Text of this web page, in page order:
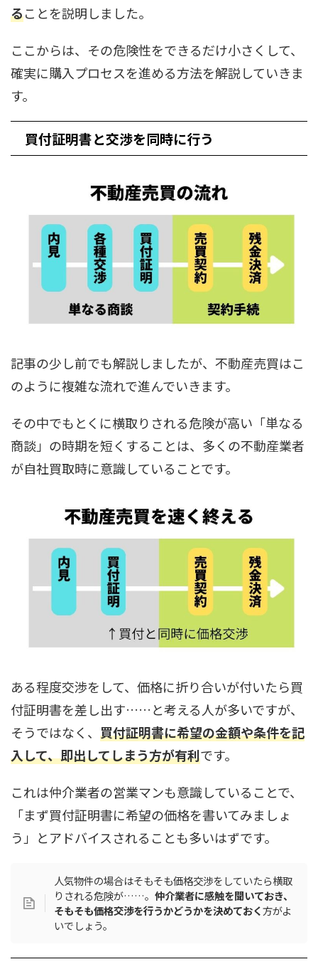
ることを説明しました。
ここからは、その危険性をできるだけ小さくして、
確実に購入プロセスを進める方法を解説していきま
す。
買付証明書と交渉を同時に行う
記事の少し前でも解説しましたが、不動産売買はこ
のように複雑な流れで進んでいきます。
その中でもとくに横取りされる危険が高い「単なる
商談」の時期を短くすることは、多くの不動産業者
が自社買取時に意識していることです。
ある程度交渉をして、価格に折り合いが付いたら買
付証明書を差し出す……と考える人が多いですが、
そうではなく、 買付証明書に希望の金額や条件を記
入して、即出してしまう方が有利です。
これは仲介業者の営業マンも意識していることで、
「まず買付証明書に希望の価格を書いてみましょ
う」とアドバイスされることも多いはずです。
人気物件の場合はそもそも価格交渉をしていたら横取
りされる危険が……。仲介業者に感触を聞いておき、
そもそも価格交渉を行うかどうかを決めておく方がよ
いでしょう。